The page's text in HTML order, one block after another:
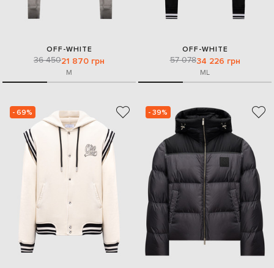
OFF-WHITE
36 45021 870 грн
M
OFF-WHITE
57 07834 226 грн
ML
- 69% - 39%